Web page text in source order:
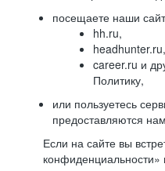
посещаете наши
hh.ru,
headhunter.ru,
career.ru и
Политику,
или пользуетесь
предоставляются
Если на сайте вы